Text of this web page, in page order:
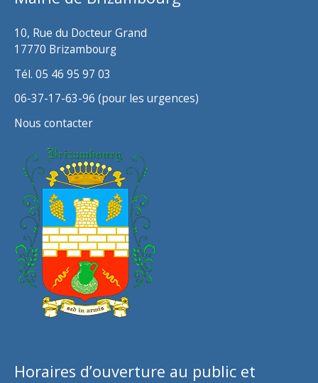
10, Rue du Docteur Grand
17770 Brizambourg
Tél. 05 46 95 97 03
06-37-17-63-96 (pour les urgences)
Nous contacter
Horaires d’ouverture au public et